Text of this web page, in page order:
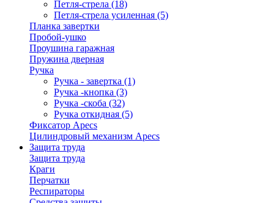
Петля-стрела (18)
Петля-стрела усиленная (5)
Планка завертки
Пробой-ушко
Проушина гаражная
Пружина дверная
Ручка
Ручка - завертка (1)
Ручка -кнопка (3)
Ручка -скоба (32)
Ручка откидная (5)
Фиксатор Apecs
Цилиндровый механизм Apecs
Защита труда
Защита труда
Краги
Перчатки
Респираторы